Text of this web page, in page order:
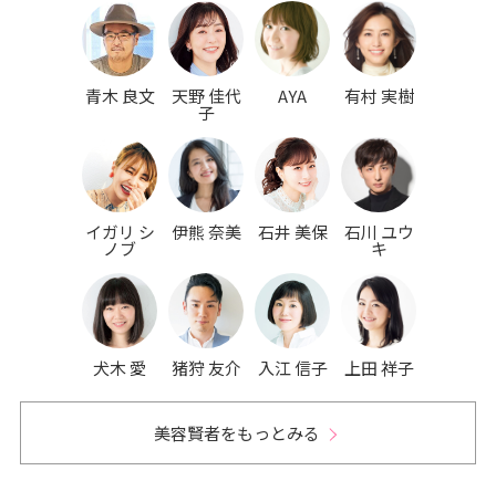
青木 良文 天野 佳代
子
AYA 有村 実樹
イガリ シ
ノブ
伊熊 奈美 石井 美保 石川 ユウ
キ
犬木 愛 猪狩 友介 入江 信子 上田 祥子
美容賢者をもっとみる